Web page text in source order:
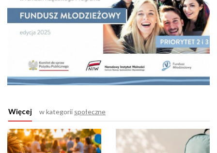
Więcej w kategorii społeczne